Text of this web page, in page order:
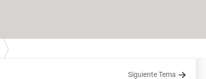
Siguiente Tema